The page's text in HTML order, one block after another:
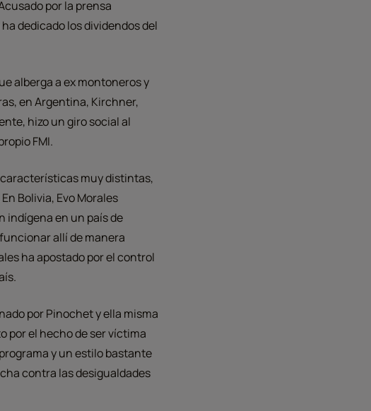
por la prensa
dedicado los dividendos del
alberga a ex montoneros y
en Argentina, Kirchner,
hizo un giro social al
FMI.
muy distintas,
Bolivia, Evo Morales
indígena en un país de
allí de manera
ha apostado por el control
por Pinochet y ella misma
por el hecho de ser víctima
y un estilo bastante
contra las desigualdades